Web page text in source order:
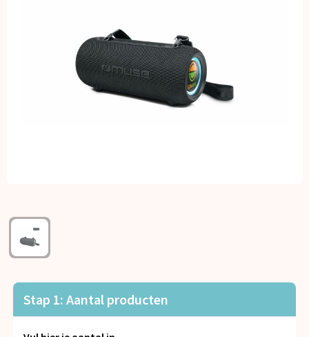
Kinderen, Peuters en Baby's
Klokken, horloges en weerstations
Reisbenodigdheden
Schrijfwaren
Sleutelhangers en Lanyards
Snoepgoed
Stap 1: Aantal producten